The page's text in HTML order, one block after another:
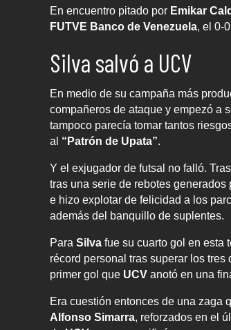
En encuentro pitado por Emikar
FUTVE Banco de Venezuela, el 0-
Silva salvó a UCV
En medio de su campaña más
compañeros de ataque y empezó a
tampoco parecía tomar tantos
al “Patrón de Upata”.
Y el exjugador de futsal no falló.
tras una serie de rebotes
e hizo explotar de felicidad a los
además del banquillo de suplentes.
Para Silva fue su cuarto gol en esta
récord personal tras superar los
primer gol que UCV anotó en una
Era cuestión entonces de una zaga
Alfonso Simarra, reforzados en el